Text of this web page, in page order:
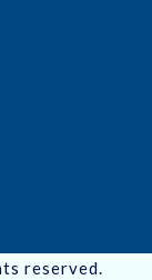
reserved.